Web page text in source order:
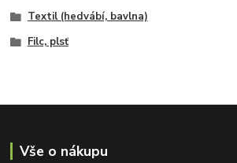
Textil (hedvábí, bavlna)
Filc, plsť
Vše o nákupu